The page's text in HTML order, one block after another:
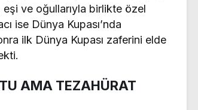
eşi ve oğullarıyla birlikte özel
ise Dünya Kupası’nda
ilk Dünya Kupası zaferini elde
AMA TEZAHÜRAT